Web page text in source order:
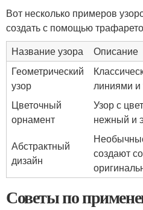
Вот несколько примеров
создать с помощью
Название узора
Описание
Геометрический
узор
линиями и
Цветочный
орнамент
Узор с
нежный и
Абстрактный
дизайн
создают
Советы по